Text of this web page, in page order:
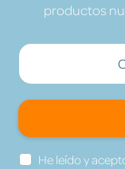
productos
He leído y